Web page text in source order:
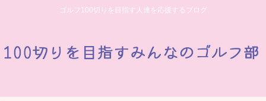
ゴルフ100切りを目指す人達を応援するブログ